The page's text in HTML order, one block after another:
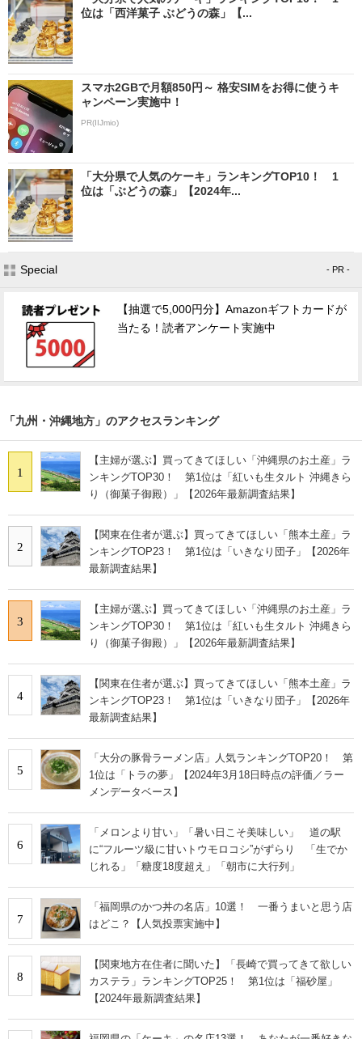
位は「西洋菓子 ぶどうの森」【...
スマホ2GBで月額850円～ 格安SIMをお得に使うキ
ャンペーン実施中！
PR(IIJmio)
「大分県で人気のケーキ」ランキングTOP10！ 1
位は「ぶどうの森」【2024年...
Special - PR -
【抽選で5,000円分】Amazonギフトカードが
当たる！読者アンケート実施中
「九州・沖縄地方」のアクセスランキング
1
【主婦が選ぶ】買ってきてほしい「沖縄県のお土産」ラ
ンキングTOP30！ 第1位は「紅いも生タルト 沖縄きら
り（御菓子御殿）」【2026年最新調査結果】
2
【関東在住者が選ぶ】買ってきてほしい「熊本土産」ラ
ンキングTOP23！ 第1位は「いきなり団子」【2026年
最新調査結果】
3
【主婦が選ぶ】買ってきてほしい「沖縄県のお土産」ラ
ンキングTOP30！ 第1位は「紅いも生タルト 沖縄きら
り（御菓子御殿）」【2026年最新調査結果】
4
【関東在住者が選ぶ】買ってきてほしい「熊本土産」ラ
ンキングTOP23！ 第1位は「いきなり団子」【2026年
最新調査結果】
5
「大分の豚骨ラーメン店」人気ランキングTOP20！ 第
1位は「トラの夢」【2024年3月18日時点の評価／ラー
メンデータベース】
6
「メロンより甘い」「暑い日こそ美味しい」 道の駅
に“フルーツ級に甘いトウモロコシ”がずらり 「生でか
じれる」「糖度18度超え」「朝市に大行列」
7
「福岡県のかつ丼の名店」10選！ 一番うまいと思う店
はどこ？【人気投票実施中】
8
【関東地方在住者に聞いた】「長崎で買ってきて欲しい
カステラ」ランキングTOP25！ 第1位は「福砂屋」
【2024年最新調査結果】